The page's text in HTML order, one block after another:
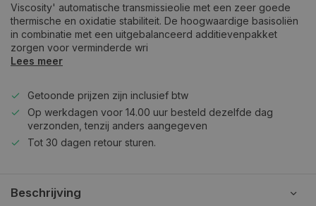
Viscosity' automatische transmissieolie met een zeer goede
thermische en oxidatie stabiliteit. De hoogwaardige basisoliën
in combinatie met een uitgebalanceerd additievenpakket
zorgen voor verminderde wri
Lees meer
Getoonde prijzen zijn inclusief btw
Op werkdagen voor 14.00 uur besteld dezelfde dag
verzonden, tenzij anders aangegeven
Tot 30 dagen retour sturen.
Beschrijving